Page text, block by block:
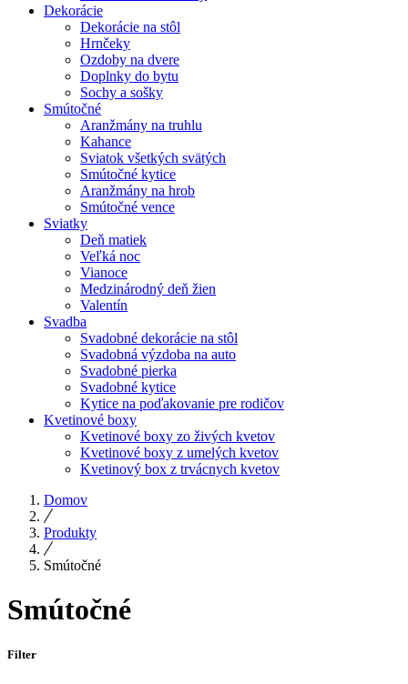
Dekorácie
Dekorácie na stôl
Hrnčeky
Ozdoby na dvere
Doplnky do bytu
Sochy a sošky
Smútočné
Aranžmány na truhlu
Kahance
Sviatok všetkých svätých
Smútočné kytice
Aranžmány na hrob
Smútočné vence
Sviatky
Deň matiek
Veľká noc
Vianoce
Medzinárodný deň žien
Valentín
Svadba
Svadobné dekorácie na stôl
Svadobná výzdoba na auto
Svadobné pierka
Svadobné kytice
Kytice na poďakovanie pre rodičov
Kvetinové boxy
Kvetinové boxy zo živých kvetov
Kvetinové boxy z umelých kvetov
Kvetinový box z trvácnych kvetov
Domov
Produkty
Smútočné
Smútočné
Filter